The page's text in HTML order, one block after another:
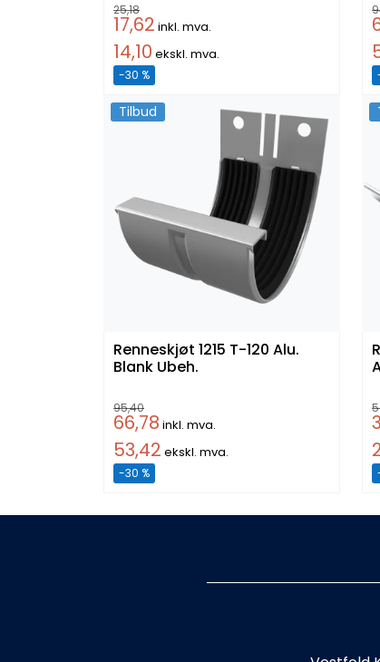
25,18
17,62 inkl. mva.
14,10 ekskl. mva.
-30 %
Tilbud
Renneskjøt 1215 T-120 Alu.
Blank Ubeh.
95,40
66,78 inkl. mva.
53,42 ekskl. mva.
-30 %